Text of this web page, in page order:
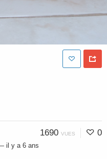
1690 VUES 0
il y a 6 ans